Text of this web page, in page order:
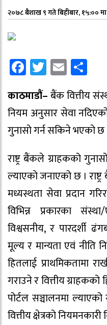
२०७८ बैशाख ९ गते बिहीबार, १५:०० मा
Facebook
Twitter
Email
काठमाडौं–बैंक वित्तीय
नियम अनुसार सेवा
गुनासो गर्न सकिने भएको छ
राष्ट्र बैंकले ग्राहकको
ल्याएको जनाएको छ ।
मध्यस्थता सेवा प्रदान
विभिन्न प्रकारका
विश्वसनीय, र पारदर्शी
मूल्य र मान्यता एवं नीति
हितलाई प्राथमिकतामा
गराउने र वित्तीय
पोर्टल सञ्चालनमा ल्याएको
वित्तीय क्षेत्रको नियमनकारी